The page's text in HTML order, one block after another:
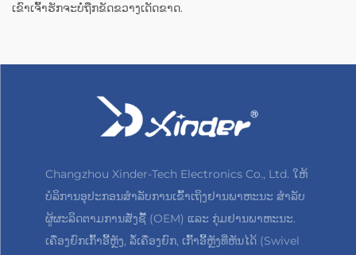
ເຂົາເຈົ້າຮັກຈະບໍ່ຖືກຂັດຂວາງເດັດຂາດ.
Changzhou Xinder-Tech Electronics Co., Ltd. ໃຫ້
ບໍລິການອຸປະກອນສຳລັບການເຂົ້າເຖິງຢານພາຫະນະ ສຳລັບ
ຜູ້ຜະລິດຕາມການສັ່ງຊື້ (OEM) ແລະ ກຸ່ມຢານພາຫະນະ.
ເຄື່ອງຍົກເກົ້າອີ້ຫຼັງ, ລໍ້ເຄື່ອງຍົກ, ເກົ້າອີ້ຫຼັງທີ່ຫັນໄດ້ (Swivel